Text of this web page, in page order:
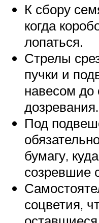
К сбору
когда
лопаться.
Стрелы
пучки и
навесом до
дозревания.
Под
бумагу,
созревшие
соцветия,